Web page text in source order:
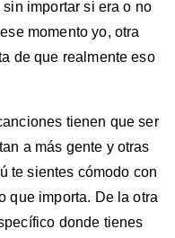
importar si era o no
momento yo, otra
de que realmente eso
tienen que ser
a más gente y otras
te sientes cómodo con
que importa. De la otra
donde tienes